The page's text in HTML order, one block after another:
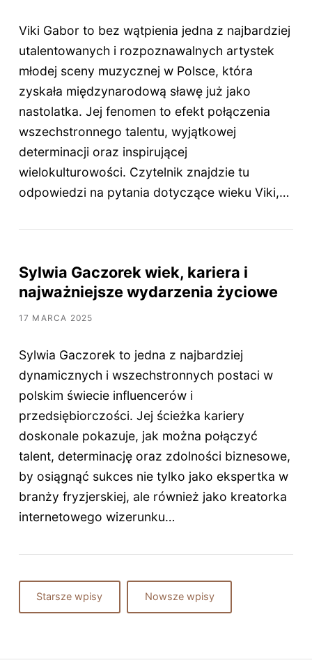
Viki Gabor to bez wątpienia jedna z najbardziej
utalentowanych i rozpoznawalnych artystek
młodej sceny muzycznej w Polsce, która
zyskała międzynarodową sławę już jako
nastolatka. Jej fenomen to efekt połączenia
wszechstronnego talentu, wyjątkowej
determinacji oraz inspirującej
wielokulturowości. Czytelnik znajdzie tu
odpowiedzi na pytania dotyczące wieku Viki,…
Sylwia Gaczorek wiek, kariera i
najważniejsze wydarzenia życiowe
17 MARCA 2025
Sylwia Gaczorek to jedna z najbardziej
dynamicznych i wszechstronnych postaci w
polskim świecie influencerów i
przedsiębiorczości. Jej ścieżka kariery
doskonale pokazuje, jak można połączyć
talent, determinację oraz zdolności biznesowe,
by osiągnąć sukces nie tylko jako ekspertka w
branży fryzjerskiej, ale również jako kreatorka
internetowego wizerunku…
Starsze wpisy Nowsze wpisy